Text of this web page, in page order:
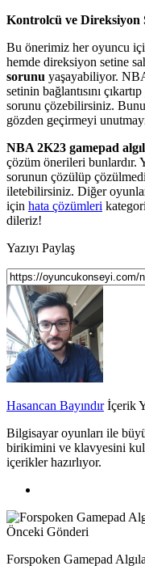
Kontrolcü ve Direksiyon
Bu önerimiz her oyuncu
hemde direksiyon setine
sorunu yaşayabiliyor.
setinin bağlantısını
sorunu çözebilirsiniz. Bunu
gözden geçirmeyi
NBA 2K23 gamepad
çözüm önerileri bunlardır.
sorunun çözülüp
iletebilirsiniz. Diğer
için hata çözümleri
dileriz!
Yazıyı Paylaş
Hasancan Bayındır İçerik
Bilgisayar oyunları ile
birikimini ve klavyesini
içerikler hazırlıyor.
Önceki Gönderi
Forspoken Gamepad